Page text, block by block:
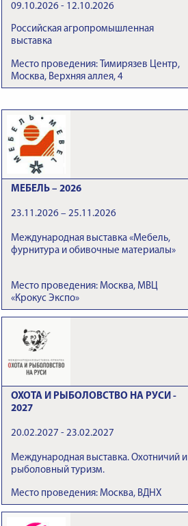
09.10.2026 - 12.10.2026
Российская агропромышленная
выставка
Место проведения: Тимирязев Центр,
Москва, Верхняя аллея, 4
МЕБЕЛЬ – 2026
23.11.2026 – 25.11.2026
Международная выставка «Мебель,
фурнитура и обивочные материалы»
Место проведения: Москва, МВЦ
«Крокус Экспо»
ОХОТА И РЫБОЛОВСТВО НА РУСИ -
2027
20.02.2027 - 23.02.2027
Международная выставка. Охотничий и
рыболовный туризм.
Место проведения: Москва, ВДНХ